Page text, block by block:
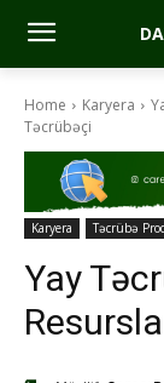
Home Karyera
Təcrübəçi
Karyera Təcrübə
Yay